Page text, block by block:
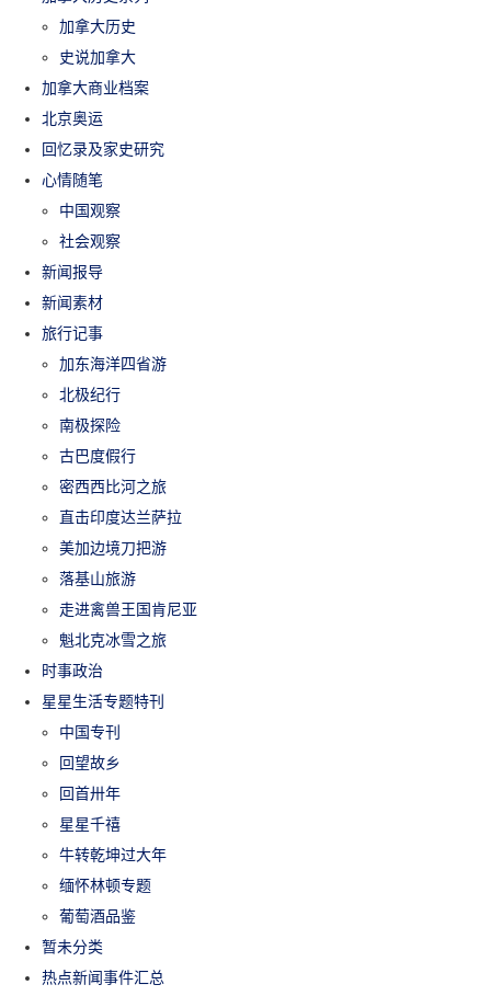
加拿大历史
史说加拿大
加拿大商业档案
北京奥运
回忆录及家史研究
心情随笔
中国观察
社会观察
新闻报导
新闻素材
旅行记事
加东海洋四省游
北极纪行
南极探险
古巴度假行
密西西比河之旅
直击印度达兰萨拉
美加边境刀把游
落基山旅游
走进禽兽王国肯尼亚
魁北克冰雪之旅
时事政治
星星生活专题特刊
中国专刊
回望故乡
回首卅年
星星千禧
牛转乾坤过大年
缅怀林顿专题
葡萄酒品鉴
暂未分类
热点新闻事件汇总